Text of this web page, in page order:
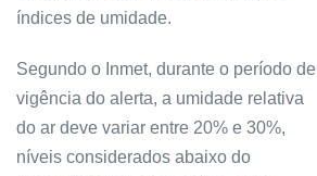
índices de umidade.
Segundo o Inmet, durante o período de
vigência do alerta, a umidade relativa
do ar deve variar entre 20% e 30%,
níveis considerados abaixo do